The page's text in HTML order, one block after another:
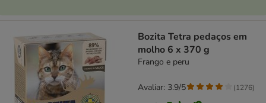
Bozita Tetra pedaços em
molho 6 x 370 g
Frango e peru
Avaliar: 3.9/5 (1276)